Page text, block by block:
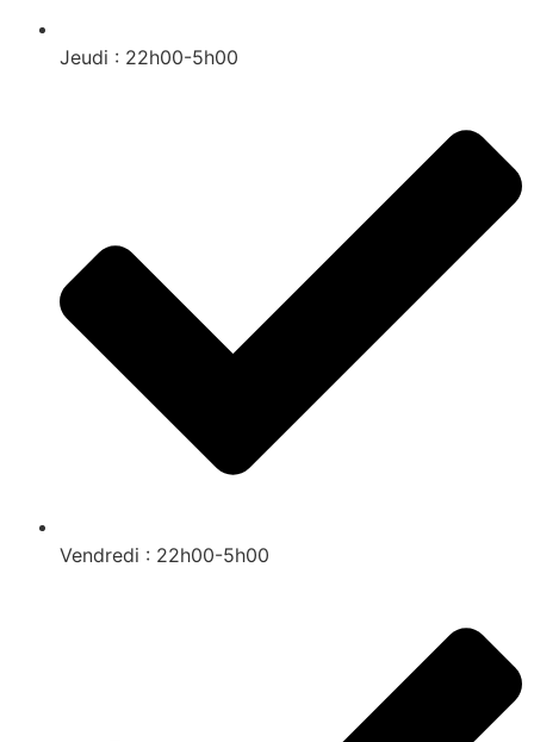
Jeudi : 22h00-5h00
Vendredi : 22h00-5h00